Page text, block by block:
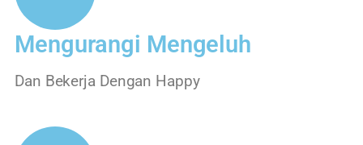
Mengurangi Mengeluh
Dan Bekerja Dengan Happy